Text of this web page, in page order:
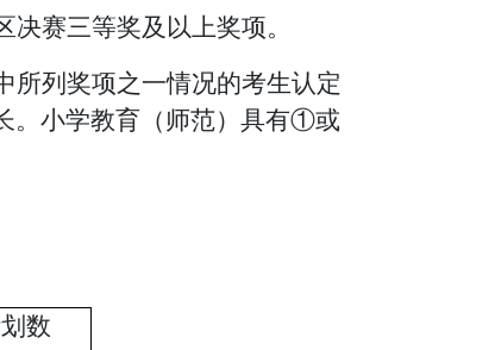
赛三等奖及以上奖项。
所列奖项之一情况的考生认定
小学教育（师范）具有①或
数